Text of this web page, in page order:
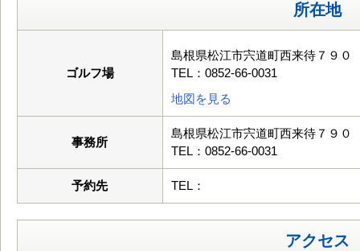
所在地
ゴルフ場
島根県松江市宍道町西来待７９０
TEL：0852-66-0031
地図を見る
事務所
島根県松江市宍道町西来待７９０
TEL：0852-66-0031
予約先 TEL：
アクセス